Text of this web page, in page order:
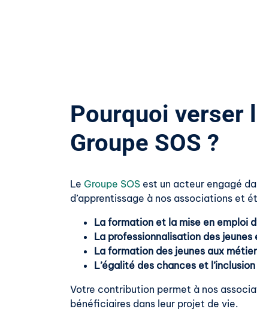
Pourquoi verser
Groupe SOS ?
Le Groupe SOS est un acteur engagé
d’apprentissage à nos associations et
La formation et la mise en emploi
La professionnalisation des
La formation des jeunes aux
L’égalité des chances et
Votre contribution permet à nos
bénéficiaires dans leur projet de vie.